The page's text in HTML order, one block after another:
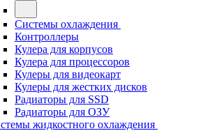
Системы охлаждения
Контроллеры
Кулера для корпусов
Кулера для процессоров
Кулеры для видеокарт
Кулеры для жестких дисков
Радиаторы для SSD
Радиаторы для ОЗУ
жидкостного охлаждения